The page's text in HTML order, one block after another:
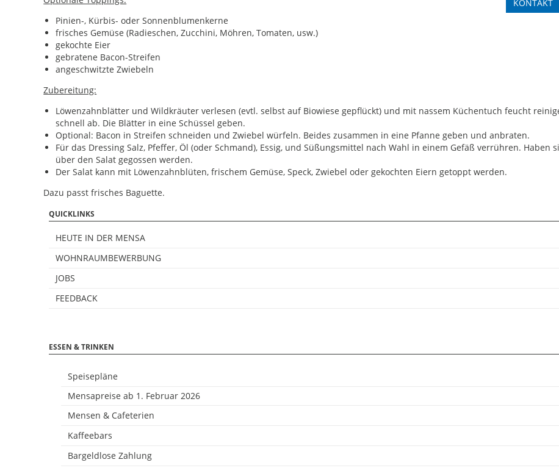
KONTAKT
Pinien-, Kürbis- oder Sonnenblumenkerne
frisches Gemüse (Radieschen, Zucchini, Möhren, Tomaten, usw.)
gekochte Eier
gebratene Bacon-Streifen
angeschwitzte Zwiebeln
Zubereitung:
Löwenzahnblätter und Wildkräuter verlesen (evtl. selbst auf Biowiese gepflückt) und mit nassem Küchentuch feucht
schnell ab. Die Blätter in eine Schüssel geben.
Optional: Bacon in Streifen schneiden und Zwiebel würfeln. Beides zusammen in eine Pfanne geben und anbraten.
Für das Dressing Salz, Pfeffer, Öl (oder Schmand), Essig, und Süßungsmittel nach Wahl in einem Gefäß verrühren.
über den Salat gegossen werden.
Der Salat kann mit Löwenzahnblüten, frischem Gemüse, Speck, Zwiebel oder gekochten Eiern getoppt werden.
Dazu passt frisches Baguette.
QUICKLINKS
HEUTE IN DER MENSA
WOHNRAUMBEWERBUNG
JOBS
FEEDBACK
ESSEN & TRINKEN
Speisepläne
Mensapreise ab 1. Februar 2026
Mensen & Cafeterien
Kaffeebars
Bargeldlose Zahlung